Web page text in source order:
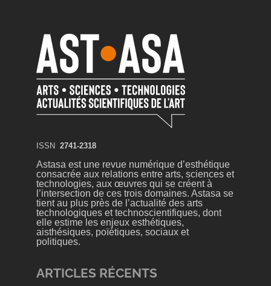
ISSN 2741-2318
Astasa est une revue numérique d’esthétique
consacrée aux relations entre arts, sciences et
technologies, aux œuvres qui se créent à
l’intersection de ces trois domaines. Astasa se
tient au plus près de l’actualité des arts
technologiques et technoscientifiques, dont
elle estime les enjeux esthétiques,
aisthésiques, poïétiques, sociaux et
politiques.
ARTICLES RÉCENTS